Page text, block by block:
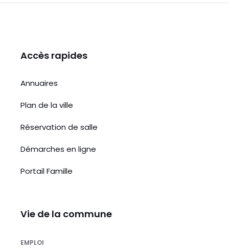
Accès rapides
Annuaires
Plan de la ville
Réservation de salle
Démarches en ligne
Portail Famille
Vie de la commune
EMPLOI